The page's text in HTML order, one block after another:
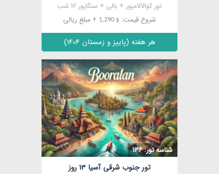
تور کوالالامپور + بالی + سنگاپور 12 شب
شروع قیمت: $ 1,290 + مبلغ ریالی
هر هفته (پاییز و زمستان 1404)
شناسه تور: 136
تور جنوب شرقی آسیا 13 روز